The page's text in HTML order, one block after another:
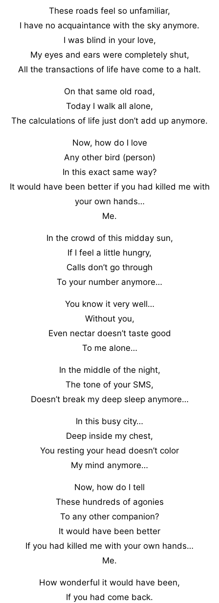
These roads feel so unfamiliar,
I have no acquaintance with the sky anymore.
I was blind in your love,
My eyes and ears were completely shut,
All the transactions of life have come to a halt.
On that same old road,
Today I walk all alone,
The calculations of life just don’t add up anymore.
Now, how do I love
Any other bird (person)
In this exact same way?
It would have been better if you had killed me with
your own hands…
Me.
In the crowd of this midday sun,
If I feel a little hungry,
Calls don’t go through
To your number anymore…
You know it very well…
Without you,
Even nectar doesn’t taste good
To me alone…
In the middle of the night,
The tone of your SMS,
Doesn’t break my deep sleep anymore…
In this busy city…
Deep inside my chest,
You resting your head doesn’t color
My mind anymore…
Now, how do I tell
These hundreds of agonies
To any other companion?
It would have been better
If you had killed me with your own hands…
Me.
How wonderful it would have been,
If you had come back.